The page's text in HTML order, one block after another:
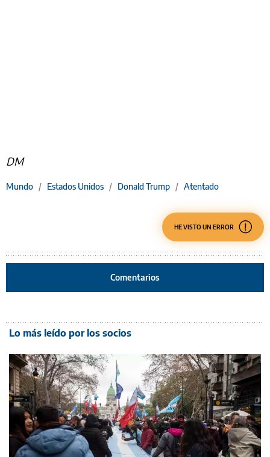
DM
Mundo / Estados Unidos / Donald Trump / Atentado
HE VISTO UN ERROR
Comentarios
Lo más leído por los socios